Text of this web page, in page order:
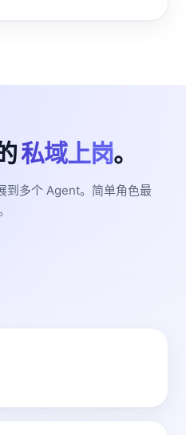
私域上岗。
到多个 Agent。简单角色最